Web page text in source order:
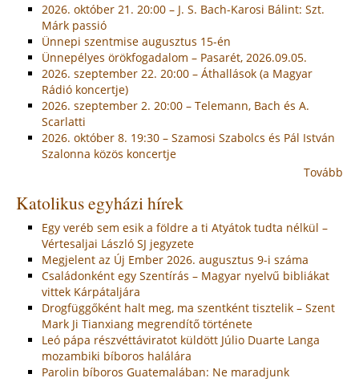
2026. október 21. 20:00 – J. S. Bach-Karosi Bálint: Szt.
Márk passió
Ünnepi szentmise augusztus 15-én
Ünnepélyes örökfogadalom – Pasarét, 2026.09.05.
2026. szeptember 22. 20:00 – Áthallások (a Magyar
Rádió koncertje)
2026. szeptember 2. 20:00 – Telemann, Bach és A.
Scarlatti
2026. október 8. 19:30 – Szamosi Szabolcs és Pál István
Szalonna közös koncertje
Tovább
Katolikus egyházi hírek
Egy veréb sem esik a földre a ti Atyátok tudta nélkül –
Vértesaljai László SJ jegyzete
Megjelent az Új Ember 2026. augusztus 9-i száma
Családonként egy Szentírás – Magyar nyelvű bibliákat
vittek Kárpátaljára
Drogfüggőként halt meg, ma szentként tisztelik – Szent
Mark Ji Tianxiang megrendítő története
Leó pápa részvéttáviratot küldött Júlio Duarte Langa
mozambiki bíboros halálára
Parolin bíboros Guatemalában: Ne maradjunk